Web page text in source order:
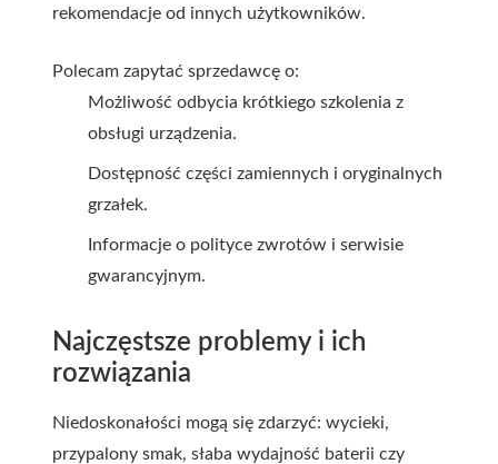
rekomendacje od innych użytkowników.
Polecam zapytać sprzedawcę o:
Możliwość odbycia krótkiego szkolenia z
obsługi urządzenia.
Dostępność części zamiennych i oryginalnych
grzałek.
Informacje o polityce zwrotów i serwisie
gwarancyjnym.
Najczęstsze problemy i ich
rozwiązania
Niedoskonałości mogą się zdarzyć: wycieki,
przypalony smak, słaba wydajność baterii czy